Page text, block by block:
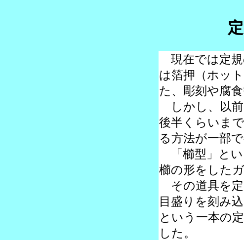
現在では定規
は箔押（ホッ
た、彫刻や腐
しかし、以前
後半くらいま
る方法が一部
「櫛型」とい
櫛の形をした
その道具を定
目盛りを刻み
という一本の
した。